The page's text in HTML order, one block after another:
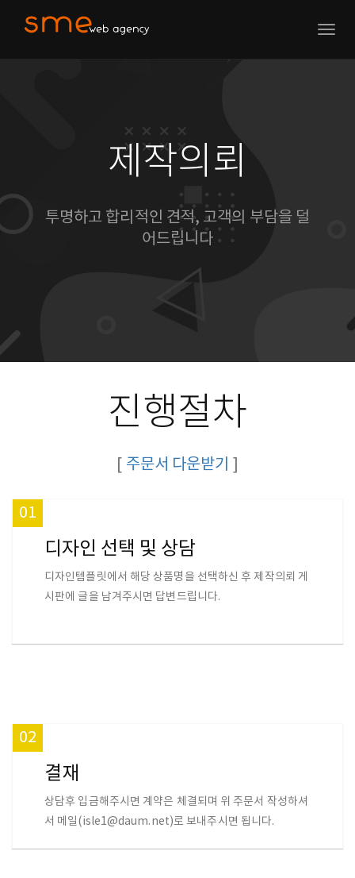
제작의뢰
투명하고 합리적인 견적, 고객의 부담을 덜
어드립니다
진행절차
[ 주문서 다운받기 ]
01
디자인 선택 및 상담
디자인템플릿에서 해당 상품명을 선택하신 후 제작의뢰 게
시판에 글을 남겨주시면 답변드립니다.
02
결재
상담후 입금해주시면 계약은 체결되며 위 주문서 작성하셔
서 메일(isle1@daum.net)로 보내주시면 됩니다.